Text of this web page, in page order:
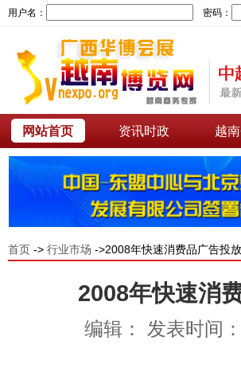
用户名： 密码：
网站首页 资讯时政 越
首页 -> 行业市场 ->2008年快速消费品广告投
2008年快速消
编辑： 发表时间